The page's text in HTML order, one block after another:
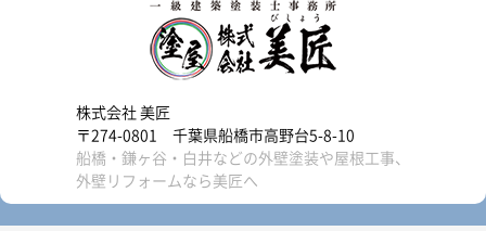
株式会社 美匠
〒274-0801 千葉県船橋市高野台5-8-10
船橋・鎌ヶ谷・白井などの外壁塗装や屋根工事、
外壁リフォームなら美匠へ